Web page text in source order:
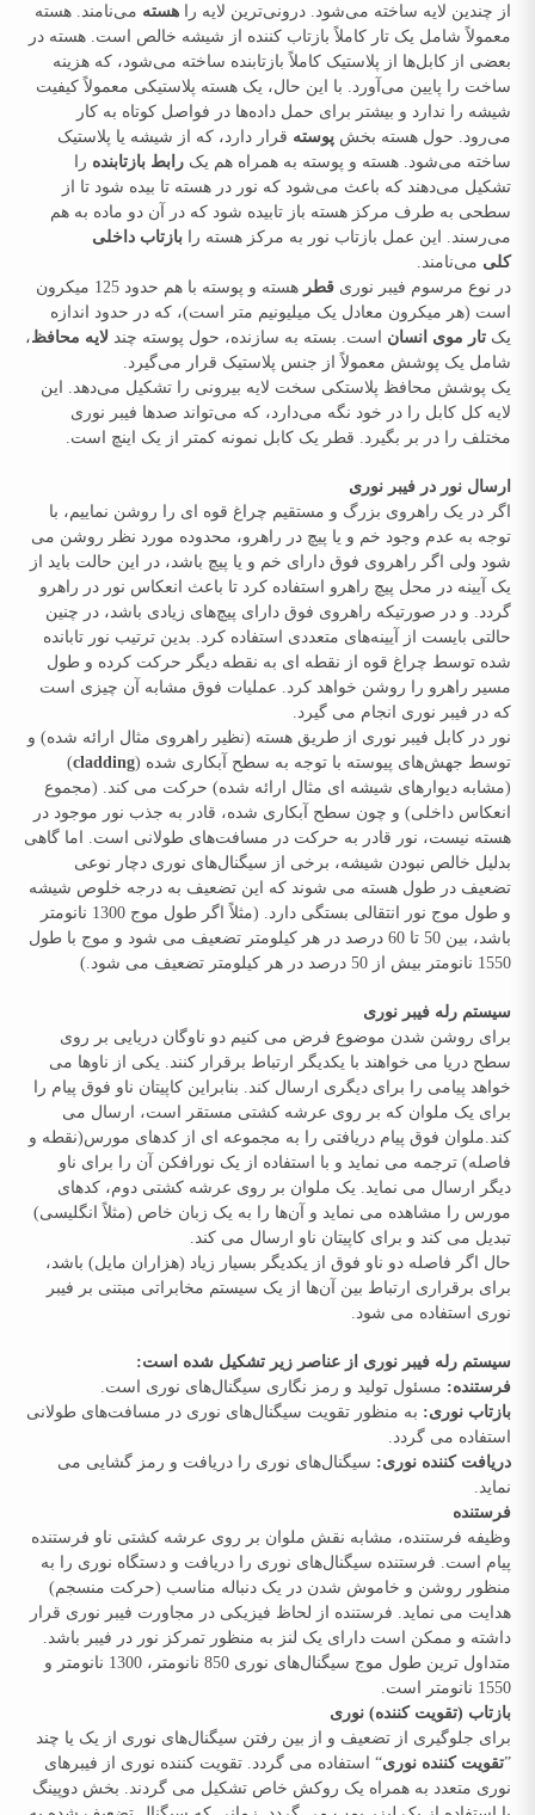
از چندین لایه ساخته می‌شود. درونی‌ترین لایه را هسته می‌نامند. هسته
معمولاً شامل یک تار کاملاً بازتاب کننده از شیشه خالص است. هسته در
بعضی از کابل‌ها از پلاستیک کاملاً بازتابنده ساخته می‌شود، که هزینه
ساخت را پایین می‌آورد. با این حال، یک هسته پلاستیکی معمولاً کیفیت
شیشه را ندارد و بیشتر برای حمل داده‌ها در فواصل کوتاه به کار
می‌رود. حول هسته بخش پوسته قرار دارد، که از شیشه یا پلاستیک
ساخته می‌شود. هسته و پوسته به همراه هم یک رابط بازتابنده را
تشکیل می‌دهند که باعث می‌شود که نور در هسته تا بیده شود تا از
سطحی به طرف مرکز هسته باز تابیده شود که در آن دو ماده به هم
می‌رسند. این عمل بازتاب نور به مرکز هسته را بازتاب داخلی
کلی می‌نامند.
در نوع مرسوم فیبر نوری قطر
هسته و پوسته با هم حدود 125 میکرون
است (هر میکرون معادل یک میلیونیم متر است)، که در حدود اندازه
یک تار موی انسان است. بسته به سازنده، حول پوسته چند لایه محافظ،
شامل یک پوشش معمولاً از جنس پلاستیک قرار می‌گیرد.
یک پوشش محافظ پلاستکی سخت لایه بیرونی را تشکیل می‌دهد. این
لایه کل کابل را در خود نگه می‌دارد، که می‌تواند صدها فیبر نوری
مختلف را در بر بگیرد. قطر یک کابل نمونه کمتر از یک اینچ است.
ارسال نور در فیبر نوری
اگر در یک راهروی بزرگ و مستقیم چراغ قوه ای را روشن نماییم، با
توجه به عدم وجود خم و یا پیچ در راهرو، محدوده مورد نظر روشن می
شود ولی اگر راهروی فوق دارای خم و یا پیچ باشد، در این حالت باید از
یک آیینه در محل پیچ راهرو استفاده کرد تا باعث انعکاس نور در راهرو
گردد. و در صورتیکه راهروی فوق دارای پیچ‌های زیادی باشد، در چنین
حالتی بایست از آیینه‌های متعددی استفاده کرد. بدین ترتیب نور تابانده
شده توسط چراغ قوه از نقطه ای به نقطه دیگر حرکت کرده و طول
مسیر راهرو را روشن خواهد کرد. عملیات فوق مشابه آن چیزی است
که در فیبر نوری انجام می گیرد.
نور در کابل فیبر نوری از طریق هسته (نظیر راهروی مثال ارائه شده) و
توسط جهش‌های پیوسته با توجه به سطح آبکاری شده (cladding
)
(مشابه دیوارهای شیشه ای مثال ارائه شده) حرکت می کند. (مجموع
انعکاس داخلی) و چون سطح آبکاری شده، قادر به جذب نور موجود در
هسته نیست، نور قادر به حرکت در مسافت‌های طولانی است. اما گاهی
بدلیل خالص نبودن شیشه، برخی از سیگنال‌های نوری دچار نوعی
تضعیف در طول هسته می شوند که این تضعیف به درجه خلوص شیشه
و طول موج نور انتقالی بستگی دارد. (مثلاً اگر طول موج 1300 نانومتر
باشد، بین 50 تا 60 درصد در هر کیلومتر تضعیف می شود و موج با طول
1550 نانومتر بیش از 50 درصد در هر کیلومتر تضعیف می شود.)
سیستم رله فیبر نوری
برای روشن شدن موضوع فرض می کنیم دو ناوگان دریایی بر روی
سطح دریا می خواهند با یکدیگر ارتباط برقرار کنند. یکی از ناوها می
خواهد پیامی را برای دیگری ارسال کند. بنابراین کاپیتان ناو فوق پیام را
برای یک ملوان که بر روی عرشه کشتی مستقر است، ارسال می
کند.ملوان فوق پیام دریافتی را به مجموعه ای از کدهای مورس(نقطه و
فاصله) ترجمه می نماید و با استفاده از یک نورافکن آن را برای ناو
دیگر ارسال می نماید. یک ملوان بر روی عرشه کشتی دوم، کدهای
مورس را مشاهده می نماید و آن‌ها را به یک زبان خاص (مثلاً انگلیسی)
تبدیل می کند و برای کاپیتان ناو ارسال می کند.
حال اگر فاصله دو ناو فوق از یکدیگر بسیار زیاد (هزاران مایل) باشد،
برای برقراری ارتباط بین آن‌ها از یک سیستم مخابراتی مبتنی بر فیبر
نوری استفاده می شود.
سیستم رله فیبر نوری از عناصر زیر تشکیل شده است:
فرستنده: مسئول تولید و رمز نگاری سیگنال‌های نوری است.
بازتاب نوری: به منظور تقویت سیگنال‌های نوری در مسافت‌های طولانی
استفاده می گردد.
دریافت کننده نوری: سیگنال‌های نوری را دریافت و رمز گشایی می
نماید.
فرستنده
وظیفه فرستنده، مشابه نقش ملوان بر روی عرشه کشتی ناو فرستنده
پیام است. فرستنده سیگنال‌های نوری را دریافت و دستگاه نوری را به
منظور روشن و خاموش شدن در یک دنباله مناسب (حرکت منسجم)
هدایت می نماید. فرستنده از لحاظ فیزیکی در مجاورت فیبر نوری قرار
داشته و ممکن است دارای یک لنز به منظور تمرکز نور در فیبر باشد.
متداول ‌ترین طول موج سیگنال‌های نوری 850 نانومتر، 1300 نانومتر و
1550 نانومتر است.
بازتاب (تقویت کننده) نوری
برای جلوگیری از تضعیف و از بین رفتن سیگنال‌های نوری از یک یا چند
”تقویت کننده نوری“ استفاده می گردد. تقویت کننده نوری از فیبرهای
نوری متعدد به همراه یک روکش خاص تشکیل می گردند. بخش دوپینگ